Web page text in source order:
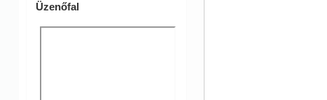
Üzenőfal